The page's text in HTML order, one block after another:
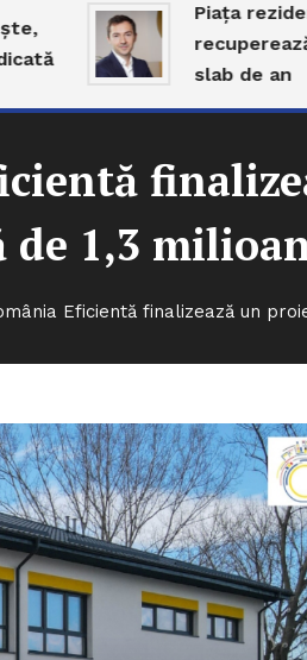
Piața
recuperează
slab de an
de 1,3
Eficientă finalizează un